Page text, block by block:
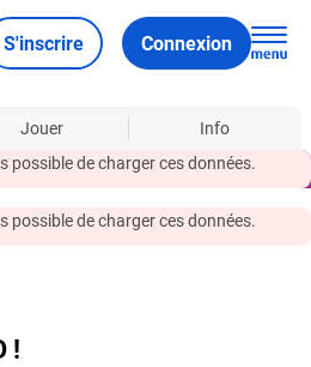
S'inscrire Connexion
Jouer
Info
possible de charger ces données.
possible de charger ces données.
!